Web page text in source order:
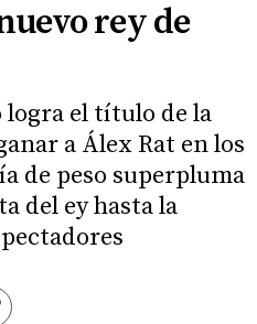
rey de
el título de la
a Álex Rat en los
de peso superpluma
del ey hasta la